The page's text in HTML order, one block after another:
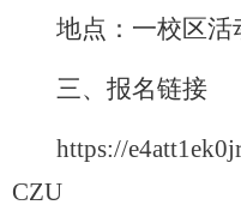
地点：一校区活
三、报名链接
https://
CZU